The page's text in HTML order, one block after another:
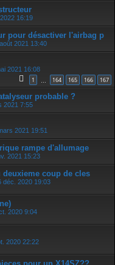
16:19
pour désactiver l'airbag p
2021 13:40
2021 16:08
1 164 165 166 167
probable ?
2021 7:55
2021 19:51
rampe d'allumage
2021 15:23
deuxieme coup de cles
déc. 2020 19:03
2020 9:04
2020 22:22